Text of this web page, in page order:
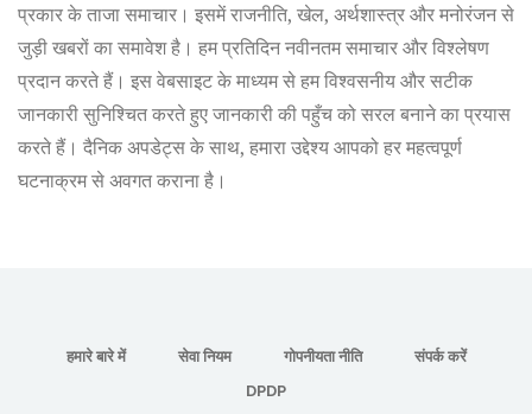
प्रकार के ताजा समाचार। इसमें राजनीति, खेल, अर्थशास्त्र और मनोरंजन से
जुड़ी खबरों का समावेश है। हम प्रतिदिन नवीनतम समाचार और विश्लेषण
प्रदान करते हैं। इस वेबसाइट के माध्यम से हम विश्वसनीय और सटीक
जानकारी सुनिश्चित करते हुए जानकारी की पहुँच को सरल बनाने का प्रयास
करते हैं। दैनिक अपडेट्स के साथ, हमारा उद्देश्य आपको हर महत्वपूर्ण
घटनाक्रम से अवगत कराना है।
हमारे बारे में सेवा नियम गोपनीयता नीति
संपर्क करें
DPDP